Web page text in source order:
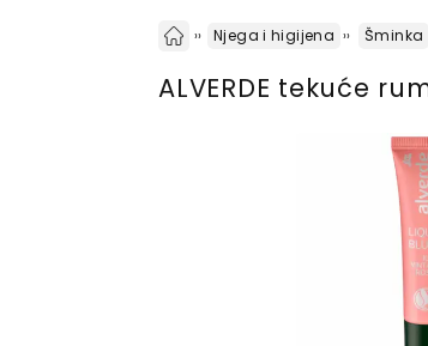
Njega i higijena Šminka
ALVERDE tekuće